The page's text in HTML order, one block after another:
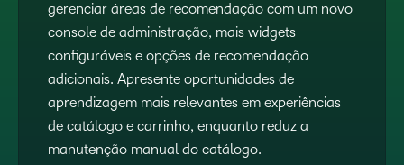
gerenciar áreas de recomendação com um novo
console de administração, mais widgets
configuráveis e opções de recomendação
adicionais. Apresente oportunidades de
aprendizagem mais relevantes em experiências
de catálogo e carrinho, enquanto reduz a
manutenção manual do catálogo.